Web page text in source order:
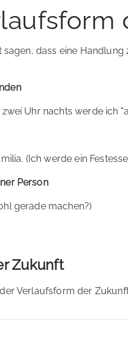
dass eine
Uhr nachts werde ich
(Ich werde ein
Person
gerade machen?)
Zukunft
Verlaufsform der